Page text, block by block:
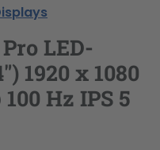
LED-
1920 x 1080
Hz IPS 5